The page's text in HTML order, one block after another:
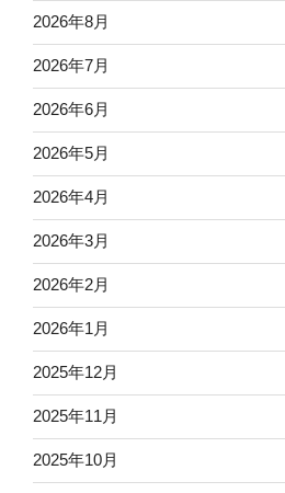
2026年8月
2026年7月
2026年6月
2026年5月
2026年4月
2026年3月
2026年2月
2026年1月
2025年12月
2025年11月
2025年10月